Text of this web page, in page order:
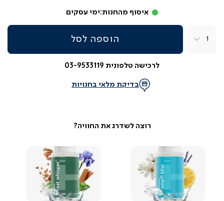
איסוף מהחנות:ימי עסקים
הוספה לסל
לרכישה טלפונית 03-9533119
בדיקת מלאי בחנויות